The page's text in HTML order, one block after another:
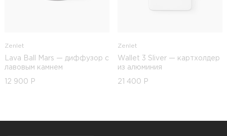
Zenlet
Lava Ball Mars — диффузор с
лавовым камнем
12 900 Р
Zenlet
Wallet 3 Sliver — картхолдер
из алюминия
21 400 Р